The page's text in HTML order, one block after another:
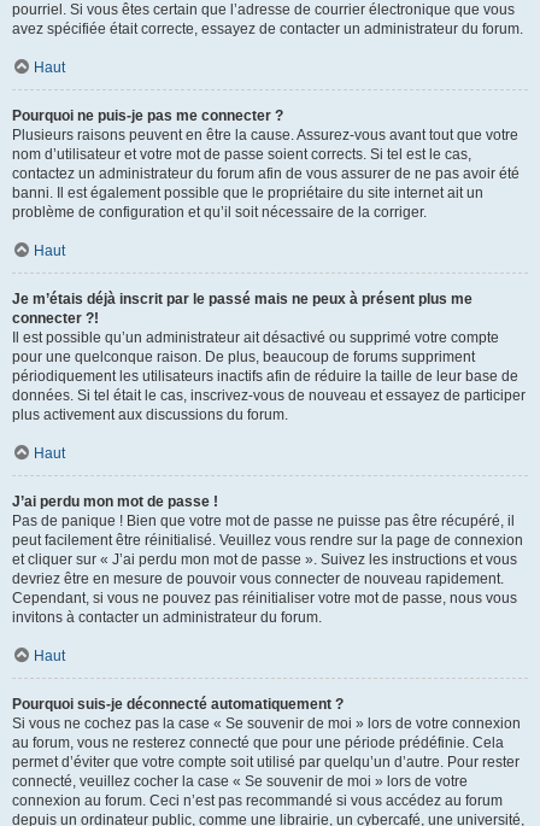
pourriel. Si vous êtes certain que l’adresse de courrier électronique que vous
avez spécifiée était correcte, essayez de contacter un administrateur du forum.
Haut
Pourquoi ne puis-je pas me connecter ?
Plusieurs raisons peuvent en être la cause. Assurez-vous avant tout que votre
nom d’utilisateur et votre mot de passe soient corrects. Si tel est le cas,
contactez un administrateur du forum afin de vous assurer de ne pas avoir été
banni. Il est également possible que le propriétaire du site internet ait un
problème de configuration et qu’il soit nécessaire de la corriger.
Haut
Je m’étais déjà inscrit par le passé mais ne peux à présent plus me
connecter ?!
Il est possible qu’un administrateur ait désactivé ou supprimé votre compte
pour une quelconque raison. De plus, beaucoup de forums suppriment
périodiquement les utilisateurs inactifs afin de réduire la taille de leur base de
données. Si tel était le cas, inscrivez-vous de nouveau et essayez de participer
plus activement aux discussions du forum.
Haut
J’ai perdu mon mot de passe !
Pas de panique ! Bien que votre mot de passe ne puisse pas être récupéré, il
peut facilement être réinitialisé. Veuillez vous rendre sur la page de connexion
et cliquer sur « J’ai perdu mon mot de passe ». Suivez les instructions et vous
devriez être en mesure de pouvoir vous connecter de nouveau rapidement.
Cependant, si vous ne pouvez pas réinitialiser votre mot de passe, nous vous
invitons à contacter un administrateur du forum.
Haut
Pourquoi suis-je déconnecté automatiquement ?
Si vous ne cochez pas la case « Se souvenir de moi » lors de votre connexion
au forum, vous ne resterez connecté que pour une période prédéfinie. Cela
permet d’éviter que votre compte soit utilisé par quelqu’un d’autre. Pour rester
connecté, veuillez cocher la case « Se souvenir de moi » lors de votre
connexion au forum. Ceci n’est pas recommandé si vous accédez au forum
depuis un ordinateur public, comme une librairie, un cybercafé, une université,